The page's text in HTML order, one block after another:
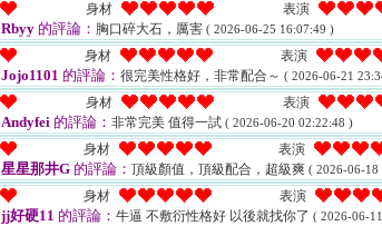
身材 表演
Rbyy 的評論： 胸口碎大石，厲害 ( 2026-06-25 16:07:49 )
身材 表演
Jojo1101 的評論： 很完美性格好，非常配合～ ( 2026-06-21
身材 表演
Andyfei 的評論： 非常完美 值得一試 ( 2026-06-20 02:22:48 )
身材 表演
星星那井G 的評論： 頂級顏值，頂級配合，超級爽 ( 2026-06-18
身材 表演
jj好硬11 的評論： 牛逼 不敷衍性格好 以後就找你了 ( 2026-06-